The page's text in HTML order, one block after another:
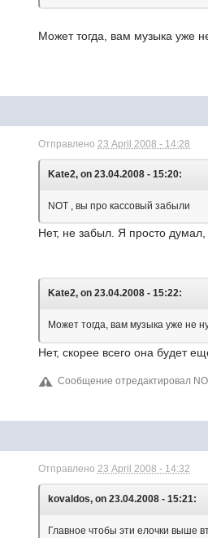
Может тогда, вам музыка уже
Отправлено23 April 2008 - 14:28
Kate2, on 23.04.2008 - 15:20:
NOT , вы про кассовый забыли
Нет, не забыл. Я просто думал,
Kate2, on 23.04.2008 - 15:22:
Может тогда, вам музыка уже не
Нет, скорее всего она будет
Сообщение отредактировал
Отправлено23 April 2008 - 14:32
kovaldos, on 23.04.2008 - 15:21:
Главное чтобы эти елочки выше